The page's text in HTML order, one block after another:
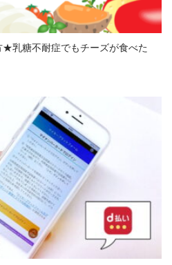
乳糖不耐症でもチーズが食べた